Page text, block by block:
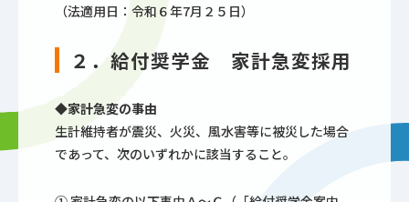
（法適用日：令和６年7月２５日）
２．給付奨学金 家計急変採用
◆家計急変の事由
生計維持者が震災、火災、風水害等に被災した場合
であって、次のいずれかに該当すること。